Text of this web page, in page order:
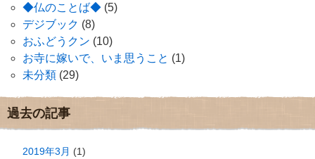
◆仏のことば◆ (5)
デジブック (8)
おふどうクン (10)
お寺に嫁いで、いま思うこと (1)
未分類 (29)
過去の記事
2019年3月 (1)